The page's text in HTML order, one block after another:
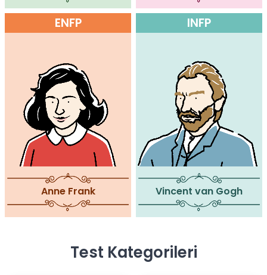
ENFP
Anne Frank
INFP
Vincent van Gogh
Test Kategorileri